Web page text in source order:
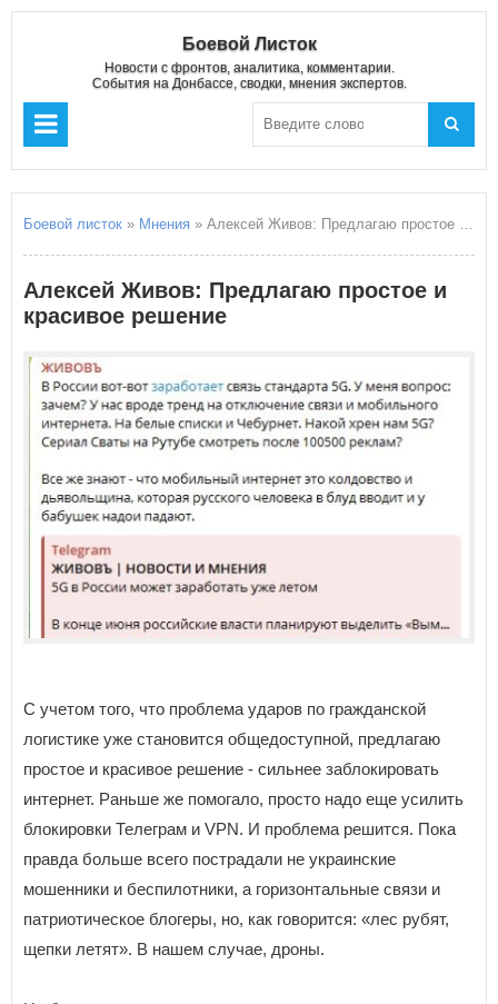
Боевой Листок
Новости с фронтов, аналитика, комментарии.
События на Донбассе, сводки, мнения экспертов.
Боевой листок » Мнения » Алексей Живов: Предлагаю простое и красивое решение
Алексей Живов: Предлагаю простое и
красивое решение
С учетом того, что проблема ударов по гражданской
логистике уже становится общедоступной, предлагаю
простое и красивое решение - сильнее заблокировать
интернет. Раньше же помогало, просто надо еще усилить
блокировки Телеграм и VPN. И проблема решится. Пока
правда больше всего пострадали не украинские
мошенники и беспилотники, а горизонтальные связи и
патриотическое блогеры, но, как говорится: «лес рубят,
щепки летят». В нашем случае, дроны.